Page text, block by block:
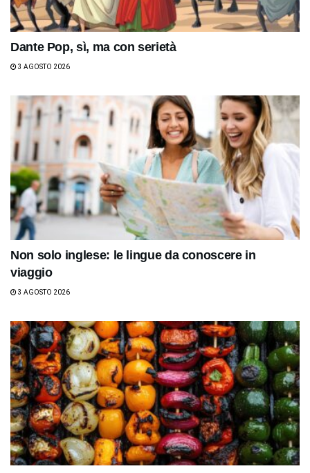
Dante Pop, sì, ma con serietà
3 AGOSTO 2026
Non solo inglese: le lingue da conoscere in
viaggio
3 AGOSTO 2026